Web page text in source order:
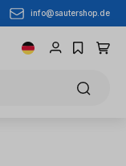
info@sautershop.de